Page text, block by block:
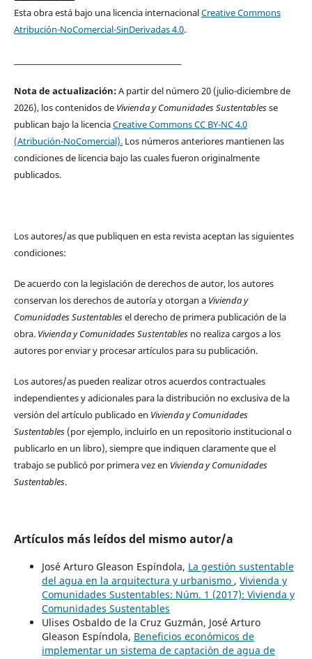
Esta obra está bajo una licencia internacionalCreative Commons
Atribución-NoComercial-SinDerivadas 4.0.
Nota de actualización:A partir del número 20 (julio-diciembre de
2026), los contenidos de Vivienda y Comunidades Sustentablesse
publican bajo la licenciaCreative Commons CC BY-NC 4.0
(Atribución-NoComercial).Los números anteriores mantienen las
condiciones de licencia bajo las cuales fueron originalmente
publicados.
Los autores/as que publiquen en esta revista aceptan las siguientes
condiciones:
De acuerdo con la legislación de derechos de autor, los autores
conservan los derechos de autoría y otorgan a Vivienda y
Comunidades Sustentablesel derecho de primera publicación de la
obra. Vivienda y Comunidades Sustentablesno realiza cargos a los
autores por enviar y procesar artículos para su publicación.
Los autores/as pueden realizar otros acuerdos contractuales
independientes y adicionales para la distribución no exclusiva de la
versión del artículo publicado en Vivienda y Comunidades
Sustentables(por ejemplo, incluirlo en un repositorio institucional o
publicarlo en un libro), siempre que indiquen claramente que el
trabajo se publicó por primera vez en Vivienda y Comunidades
Sustentables.
Artículos más leídos del mismo autor/a
José Arturo Gleason Espíndola, La gestión sustentable
del agua en la arquitectura y urbanismo , Vivienda y
Comunidades Sustentables: Núm. 1 (2017): Vivienda y
Comunidades Sustentables
Ulises Osbaldo de la Cruz Guzmán, José Arturo
Gleason Espíndola, Beneficios económicos de
implementar un sistema de captación de agua de